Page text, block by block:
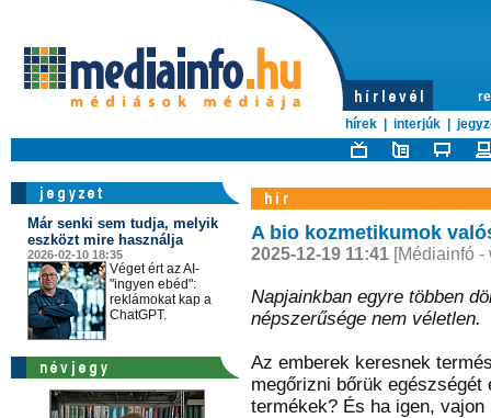
hírek
interjúk
Már senki sem tudja, melyik
eszközt mire használja
2026-02-10 18:35
Véget ért az AI-
"ingyen ebéd":
reklámokat kap a
ChatGPT.
A bio kozmetikumok
2025-12-19 11:41[Médiainfó -
Napjainkban egyre többen
népszerűsége nem véletlen.
Az emberek keresnek
megőrizni bőrük
termékek? És ha igen, vajon